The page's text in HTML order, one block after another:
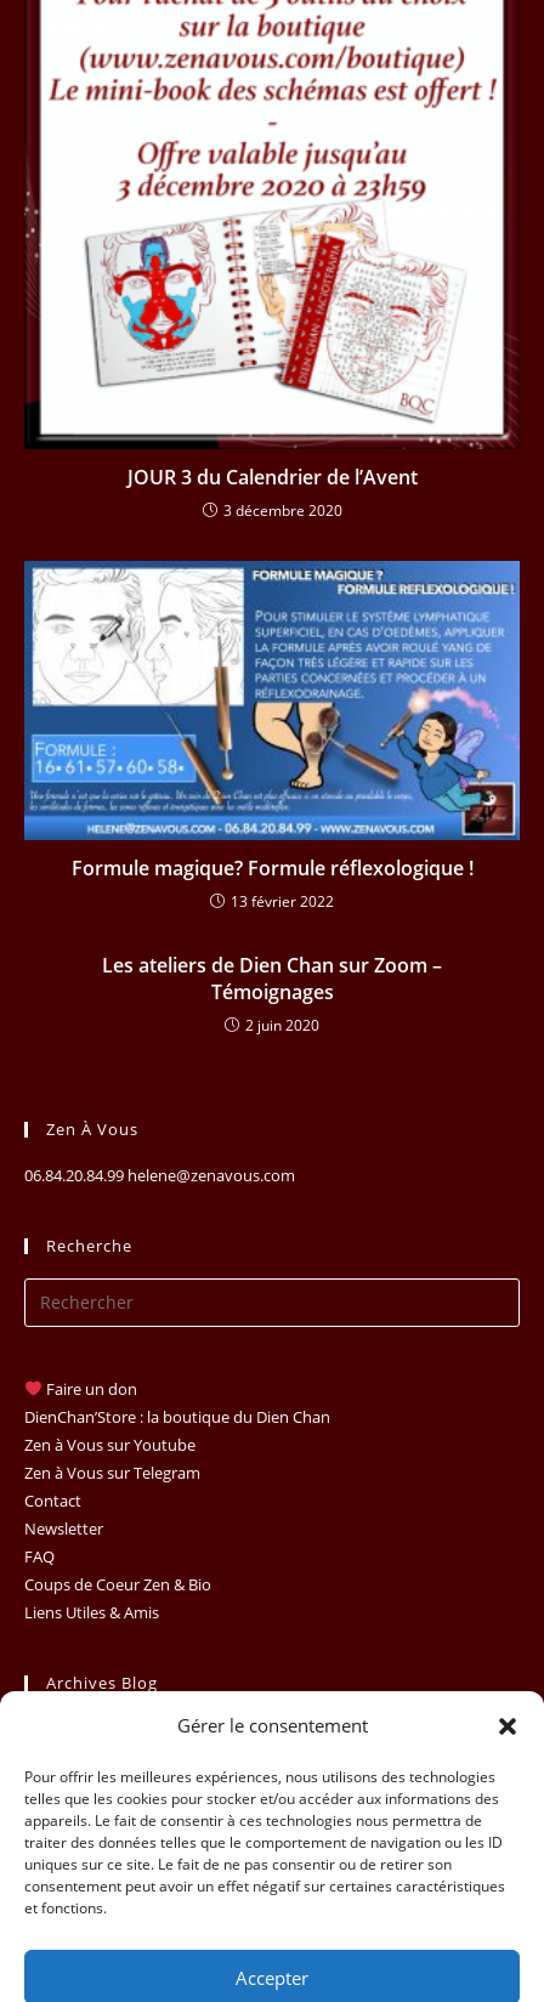
Gérer le consentement
Pour offrir les meilleures expériences, nous utilisons des technologies
telles que les cookies pour stocker et/ou accéder aux informations des
appareils. Le fait de consentir à ces technologies nous permettra de
traiter des données telles que le comportement de navigation ou les ID
uniques sur ce site. Le fait de ne pas consentir ou de retirer son
consentement peut avoir un effet négatif sur certaines caractéristiques
et fonctions.
Accepter
JOUR 3 du Calendrier de l’Avent
3 décembre 2020
Formule magique? Formule réflexologique !
13 février 2022
Les ateliers de Dien Chan sur Zoom –
Témoignages
2 juin 2020
Zen À Vous
06.84.20.84.99 helene@zenavous.com
Recherche
Faire un don
DienChan’Store : la boutique du Dien Chan
Zen à Vous sur Youtube
Zen à Vous sur Telegram
Contact
Newsletter
FAQ
Coups de Coeur Zen & Bio
Liens Utiles & Amis
Archives Blog
Sélectionner un mois